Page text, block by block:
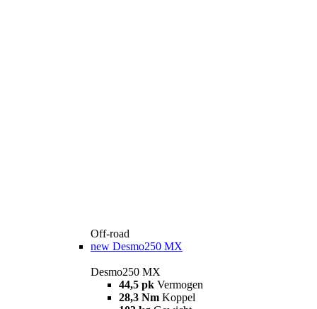
Off-road
new Desmo250 MX
Desmo250 MX
44,5 pk Vermogen
28,3 Nm Koppel